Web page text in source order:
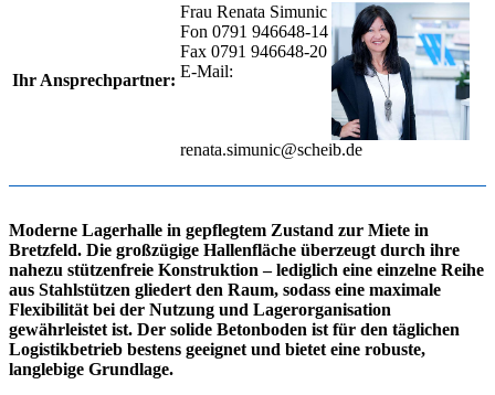
Ihr Ansprechpartner:
Frau Renata Simunic
Fon 0791 946648-14
Fax 0791 946648-20
E-Mail:
renata.simunic@scheib.de
Moderne Lagerhalle in gepflegtem Zustand zur Miete in
Bretzfeld. Die großzügige Hallenfläche überzeugt durch ihre
nahezu stützenfreie Konstruktion – lediglich eine einzelne Reihe
aus Stahlstützen gliedert den Raum, sodass eine maximale
Flexibilität bei der Nutzung und Lagerorganisation
gewährleistet ist. Der solide Betonboden ist für den täglichen
Logistikbetrieb bestens geeignet und bietet eine robuste,
langlebige Grundlage.